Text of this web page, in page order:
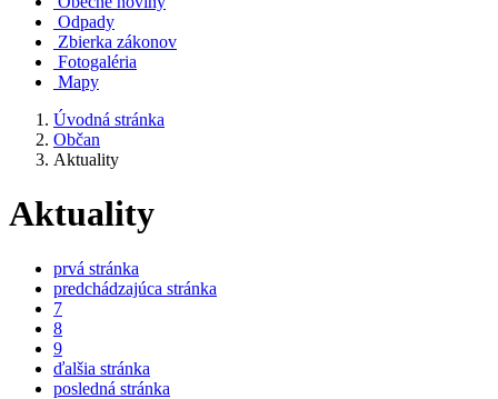
Odpady
Zbierka zákonov
Fotogaléria
Mapy
Úvodná stránka
Občan
Aktuality
Aktuality
prvá stránka
predchádzajúca stránka
7
8
9
ďalšia stránka
posledná stránka